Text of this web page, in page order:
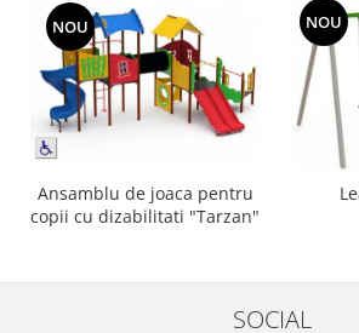
NOU
Ansamblu de joaca pentru
copii cu dizabilitati "Tarzan"
NOU
SOCIAL